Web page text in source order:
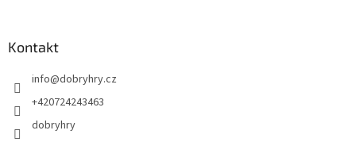
Kontakt
info@dobryhry.cz
+420724243463
dobryhry